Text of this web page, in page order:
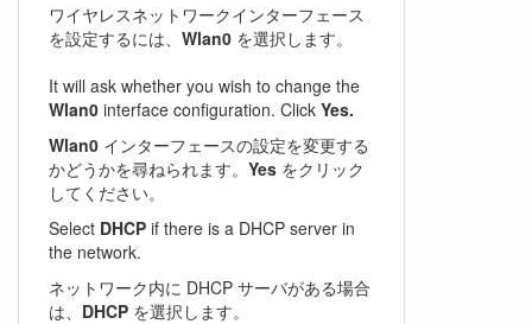
ワイヤレスネットワークインターフェース
を設定するには、 Wlan0 を選択します。
It will ask whether you wish to change the
Wlan0 interface configuration. Click Yes.
Wlan0 インターフェースの設定を変更する
かどうかを尋ねられます。 Yes をクリック
してください。
Select DHCP if there is a DHCP server in
the network.
ネットワーク内に DHCP サーバがある場合
は、 DHCP を選択します。